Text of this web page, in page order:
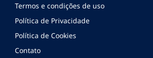
Termos e condições de uso
Política de Privacidade
Política de Cookies
Contato